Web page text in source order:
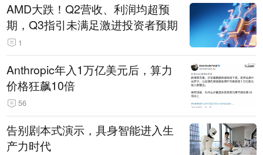
AMD大跌！Q2营收、利润均超预
期，Q3指引未满足激进投资者预期
1
Anthropic年入1万亿美元后，算力
价格狂飙10倍
56
告别剧本式演示，具身智能进入生
产力时代